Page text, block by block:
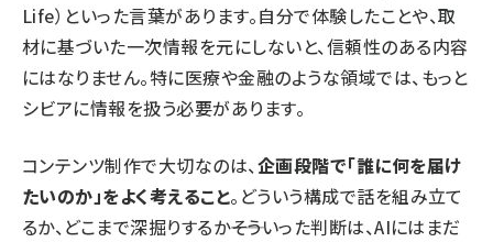
Life）といった言葉があります。自分で体験したことや、取
材に基づいた一次情報を元にしないと、信頼性のある内容
にはなりません。特に医療や金融のような領域では、もっと
シビアに情報を扱う必要があります。
コンテンツ制作で大切なのは、企画段階で「誰に何を届け
たいのか」をよく考えること。どういう構成で話を組み立て
るか、どこまで深掘りするか――そういった判断は、AIにはまだ